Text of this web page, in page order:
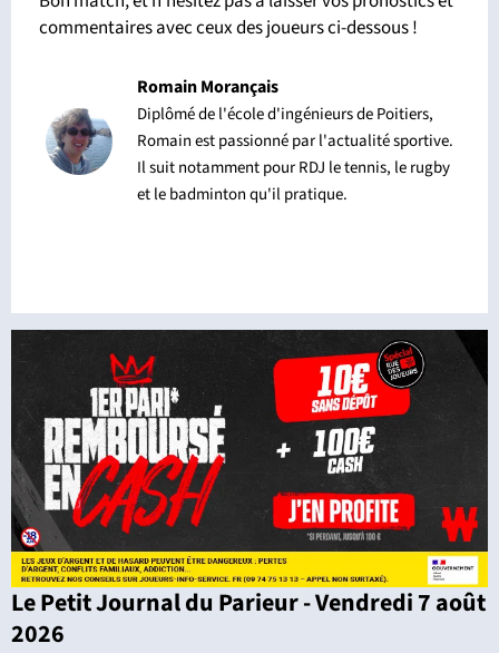
commentaires avec ceux des joueurs ci-dessous !
Romain Morançais
Diplômé de l'école d'ingénieurs de Poitiers,
Romain est passionné par l'actualité sportive.
Il suit notamment pour RDJ le tennis, le rugby
et le badminton qu'il pratique.
Le Petit Journal du Parieur - Vendredi 7 août
2026